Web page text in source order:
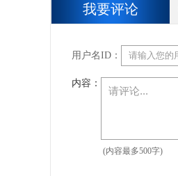
我要评论
用户名ID：
内容：
(内容最多500字)